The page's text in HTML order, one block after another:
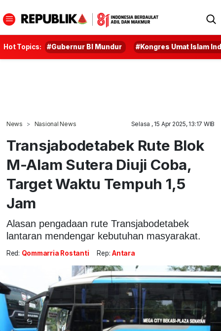
Hot Topics: #Gubernur BI Mundur #Kongres Umat Islam
News Nasional News Selasa , 15 Apr 2025, 13:17 WIB
Transjabodetabek Rute Blok
M-Alam Sutera Diuji Coba,
Target Waktu Tempuh 1,5
Jam
Alasan pengadaan rute Transjabodetabek
lantaran mendengar kebutuhan masyarakat.
Red: Qommarria Rostanti Rep: Antara